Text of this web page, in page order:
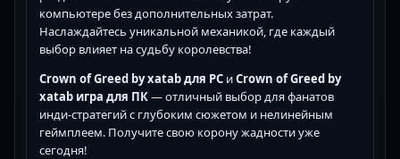
компьютере без дополнительных затрат.
Наслаждайтесь уникальной механикой, где каждый
выбор влияет на судьбу королевства!
Crown of Greed by xatab для PC иCrown of Greed by
xatab игра для ПК— отличный выбор для фанатов
инди-стратегий с глубоким сюжетом и нелинейным
геймплеем. Получите свою корону жадности уже
сегодня!